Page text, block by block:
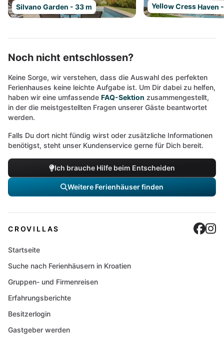
Silvano Garden - 33 m Yellow Cress Haven
Noch nicht entschlossen?
Keine Sorge, wir verstehen, dass die Auswahl des perfekten
Ferienhauses keine leichte Aufgabe ist. Um Dir dabei zu helfen,
haben wir eine umfassende FAQ-Sektion zusammengestellt,
in der die meistgestellten Fragen unserer Gäste beantwortet
werden.
Falls Du dort nicht fündig wirst oder zusätzliche Informationen
benötigst, steht unser Kundenservice gerne für Dich bereit.
Ich brauche Hilfe beim Entscheiden
Weitere Ferienhäuser finden
CROVILLAS
Startseite
Suche nach Ferienhäusern in Kroatien
Gruppen- und Firmenreisen
Erfahrungsberichte
Besitzerlogin
Gastgeber werden